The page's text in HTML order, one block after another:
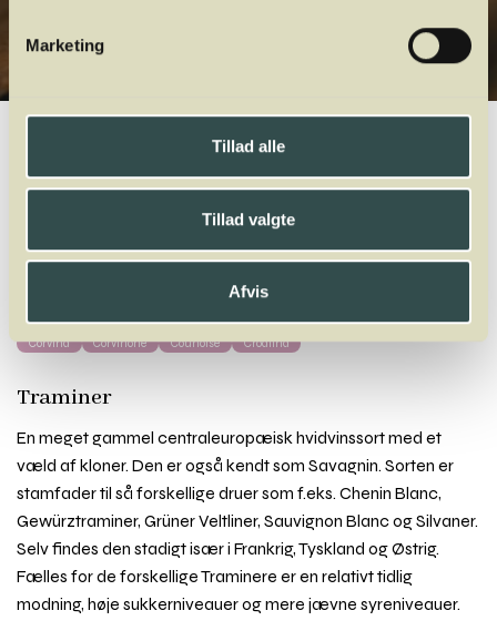
Marketing
Tillad alle
Tillad valgte
Afvis
A B C D E F G H I J K L M N O P Q R S T U V W
Cabernet Franc Cabernet Sauvignon Caladoc Calitor
Callet
Carménère Carricante
Cinsault
Clairette Côdega Colombard Colorino
Cortese
Corvina
Corvinone Counoise Croatina
Traminer
En meget gammel centraleuropæisk hvidvinssort med et
væld af kloner. Den er også kendt som Savagnin. Sorten er
stamfader til så forskellige druer som f.eks. Chenin Blanc,
Gewürztraminer, Grüner Veltliner, Sauvignon Blanc og Silvaner.
Selv findes den stadigt især i Frankrig, Tyskland og Østrig.
Fælles for de forskellige Traminere er en relativt tidlig
modning, høje sukkerniveauer og mere jævne syreniveauer.